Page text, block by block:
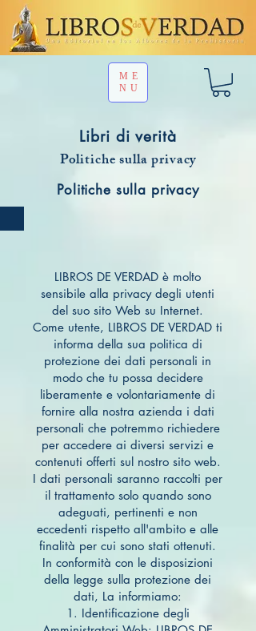
ME
NU
Libri di verità
Politiche sulla privacy
Politiche sulla privacy
LIBROS DE VERDAD è molto
sensibile alla privacy degli utenti
del suo sito Web su Internet.
Come utente, LIBROS DE VERDAD ti
informa della sua politica di
protezione dei dati personali in
modo che tu possa decidere
liberamente e volontariamente di
fornire alla nostra azienda i dati
personali che potremmo richiedere
per accedere ai diversi servizi e
contenuti offerti sul nostro sito web.
I dati personali saranno raccolti per
il trattamento solo quando sono
adeguati, pertinenti e non
eccedenti rispetto all'ambito e alle
finalità per cui sono stati ottenuti.
In conformità con le disposizioni
della legge sulla protezione dei
dati, La informiamo:
1. Identificazione degli